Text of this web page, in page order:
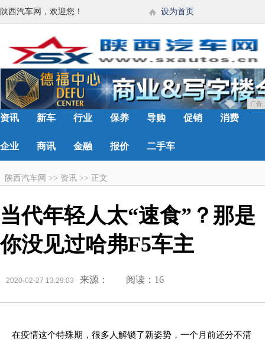
陕西汽车网，欢迎您！ 设为首页
广告
资讯 新车 行业 保养 导购 促销 消费
企业 商讯 金融 报价 二手车
陕西汽车网 >> 资讯 >> 正文
当代年轻人太“速食”？那是
你没见过哈弗F5车主
2020-02-27 13:29:03 来源： 阅读：16
在疫情这个特殊期，很多人解锁了新姿势，一个月前还分不清